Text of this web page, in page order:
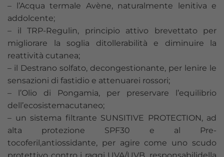
– l’Acqua termale Avène, naturalmente lenitiva e
addolcente;
– il TRP-Regulin, principio attivo brevettato per
migliorare la soglia ditollerabilità e diminuire la
reattività cutanea;
– il Destrano solfato, decongestionante, per lenire le
sensazioni di fastidio e attenuarei rossori;
– l’Olio di Pongamia, per preservare l’equilibrio
dell’ecosistemacutaneo;
– un sistema filtrante SUNSITIVE PROTECTION, ad
alta protezione SPF30 e al Pre-
tocoferil,antiossidante, per agire come uno scudo